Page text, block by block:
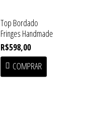
Top Bordado
Fringes Handmade
R$598,00
COMPRAR
Linha Home
Saias
Shorts/Calças